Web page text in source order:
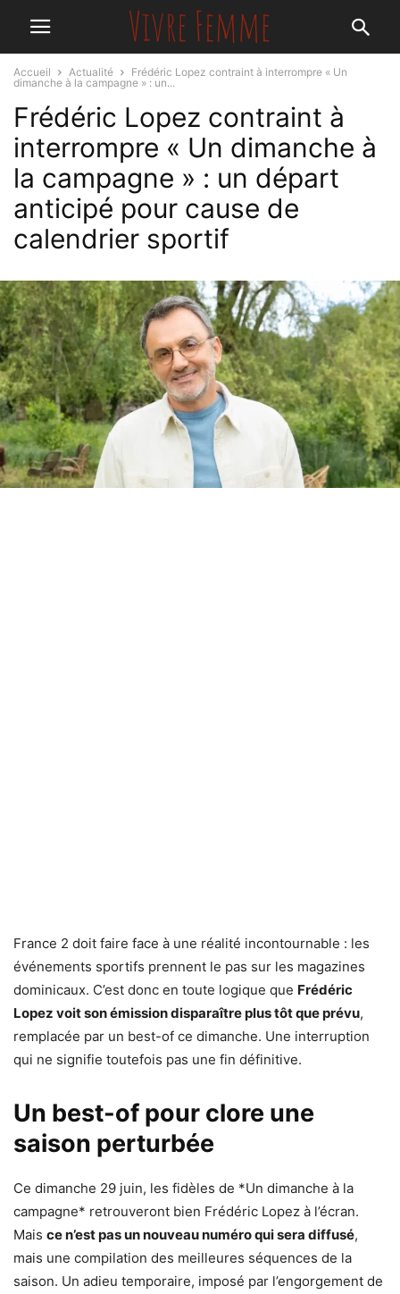
Accueil Actualité
Frédéric Lopez contraint à interrompre « Un
dimanche à la campagne » : un...
Frédéric Lopez contraint à
interrompre « Un dimanche à
la campagne » : un départ
anticipé pour cause de
calendrier sportif
France 2 doit faire face à une réalité incontournable : les
événements sportifs prennent le pas sur les magazines
dominicaux. C’est donc en toute logique que Frédéric
Lopez voit son émission disparaître plus tôt que prévu,
remplacée par un best-of ce dimanche. Une interruption
qui ne signifie toutefois pas une fin définitive.
Un best-of pour clore une
saison perturbée
Ce dimanche 29 juin, les fidèles de *Un dimanche à la
campagne* retrouveront bien Frédéric Lopez à l’écran.
Mais ce n’est pas un nouveau numéro qui sera diffusé,
mais une compilation des meilleures séquences de la
saison. Un adieu temporaire, imposé par l’engorgement de